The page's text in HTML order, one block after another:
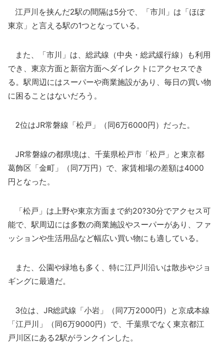
江戸川を挟んだ2駅の間隔は5分で、「市川」は「ほぼ
東京」と言える駅の1つとなっている。
また、「市川」は、総武線（中央・総武緩行線）も利用
でき、東京方面と新宿方面へダイレクトにアクセスでき
る。駅周辺にはスーパーや商業施設があり、毎日の買い物
に困ることはないだろう。
2位はJR常磐線「松戸」（同6万6000円）だった。
JR常磐線の都県境は、千葉県松戸市「松戸」と東京都
葛飾区「金町」（同7万円）で、家賃相場の差額は4000
円となった。
「松戸」は上野や東京方面まで約20?30分でアクセス可
能で、駅周辺には多数の商業施設やスーパーがあり、ファ
ッションや生活用品など幅広い買い物にも適している。
また、公園や緑地も多く、特に江戸川沿いは散歩やジョ
ギングに最適だ。
3位は、JR総武線「小岩」（同7万2000円）と京成本線
「江戸川」（同6万9000円）で、千葉県でなく東京都江
戸川区にある2駅がランクインした。